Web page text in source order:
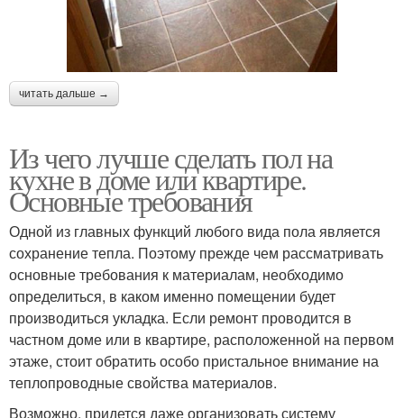
читать дальше →
Из чего лучше сделать пол на
кухне в доме или квартире.
Основные требования
Одной из главных функций любого вида пола является
сохранение тепла. Поэтому прежде чем рассматривать
основные требования к материалам, необходимо
определиться, в каком именно помещении будет
производиться укладка. Если ремонт проводится в
частном доме или в квартире, расположенной на первом
этаже, стоит обратить особо пристальное внимание на
теплопроводные свойства материалов.
Возможно, придется даже организовать систему